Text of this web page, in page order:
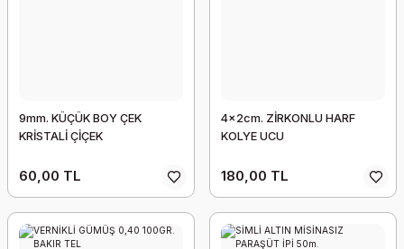
9mm. KÜÇÜK BOY ÇEK
KRİSTALİ ÇİÇEK
60,00 TL
4x2cm. ZİRKONLU HARF
KOLYE UCU
180,00 TL